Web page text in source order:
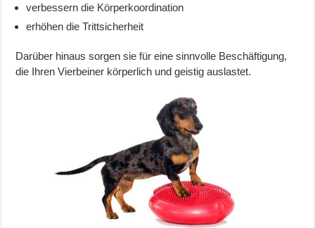
verbessern die Körperkoordination
erhöhen die Trittsicherheit
Darüber hinaus sorgen sie für eine sinnvolle Beschäftigung,
die Ihren Vierbeiner körperlich und geistig auslastet.